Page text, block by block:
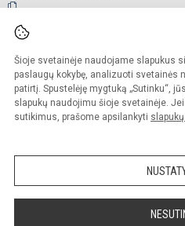
Šioje svetainėje naudojame slapukus
paslaugų kokybę, analizuoti svetainės
patirtį. Spustelėję mygtuką „Sutinku“,
slapukų naudojimu šioje svetainėje.
sutikimus, prašome apsilankyti
Visos teisės saugomos. Kopijuoti turinį
sutikimo griežtai
Prieinamumo paraiška
Sumanus būdas atnaujinti